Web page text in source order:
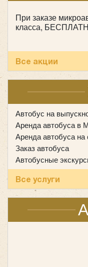
При заказе
класса,
Все акции
Автобус на
Аренда автобуса в
Аренда автобуса на
Заказ автобуса
Автобусные
Все услуги